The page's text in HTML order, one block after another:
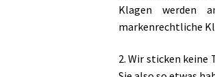
Klagen werden
markenrechtliche
2. Wir sticken